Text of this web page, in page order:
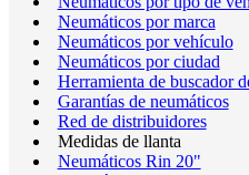
Neumáticos por marca
Neumáticos por vehículo
Neumáticos por ciudad
Herramienta de buscador
Garantías de neumáticos
Red de distribuidores
Medidas de llanta
Neumáticos Rin 20"